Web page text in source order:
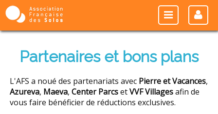
Partenaires et bons plans
L'AFS a noué des partenariats avec Pierre et Vacances,
Azureva, Maeva, Center ParcsetVVF Villagesafin de
vous faire bénéficier de réductions exclusives.